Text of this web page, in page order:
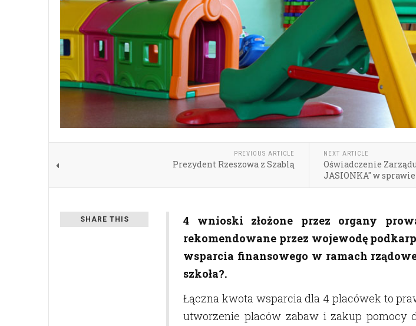
PREVIOUS ARTICLE
Prezydent Rzeszowa z Szablą
NEXT ARTICLE
Oświadczenie
JASIONKA" w
SHARE THIS
4 wnioski złożone przez organy
rekomendowane przez wojewodę
wsparcia finansowego w ramach
szkoła?.
Łączna kwota wsparcia dla 4 placówek to
utworzenie placów zabaw i zakup pomocy